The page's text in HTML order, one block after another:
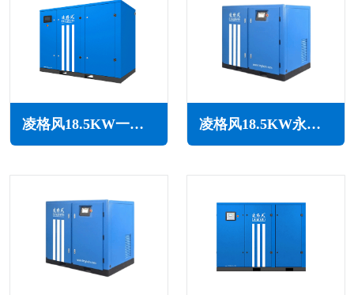
凌格风18.5KW一级能效永磁变频空压机LCH系列 凌格风18.5KW永磁变频无油水润滑空压机LSW PM系列